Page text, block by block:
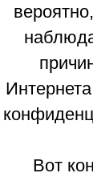
Вот